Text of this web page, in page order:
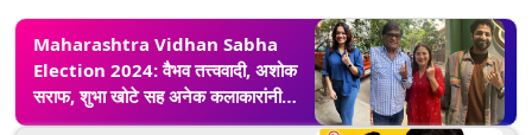
Maharashtra Vidhan Sabha
Election 2024: वैभव तत्त्ववादी, अशोक
सराफ, शुभा खोटे सह अनेक कलाकारांनी
बजावला मतदानाचा अधिकार